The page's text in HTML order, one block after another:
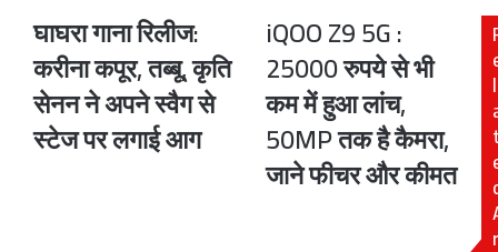
घाघरा
रिलीज:
करीना
कपूर,
तब्बू,
घाघरा गाना रिलीज:
करीना कपूर, तब्बू, कृति
सेनन ने अपने स्वैग से
स्टेज पर लगाई आग
iQOO
5G
:
25000
रुपये
से
iQOO Z9 5G :
25000 रुपये से भी
कम में हुआ लांच,
50MP तक है कैमरा,
जाने फीचर और कीमत
l
r